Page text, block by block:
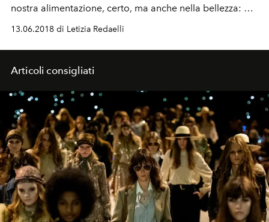
nostra alimentazione, certo, ma anche nella bellezza: 3
maschere per capelli all'avocado che elevano la chioma
13.06.2018 di Letizia Redaelli
Articoli consigliati